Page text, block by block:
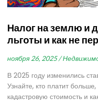
Налог на землю и
льготы и как не
ноября 26, 2025 /
В 2025 году изменились
Узнайте, кто платит
кадастровую стоимость и